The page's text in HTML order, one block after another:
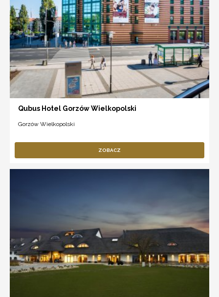
Qubus Hotel Gorzów Wielkopolski
Gorzów Wielkopolski
ZOBACZ